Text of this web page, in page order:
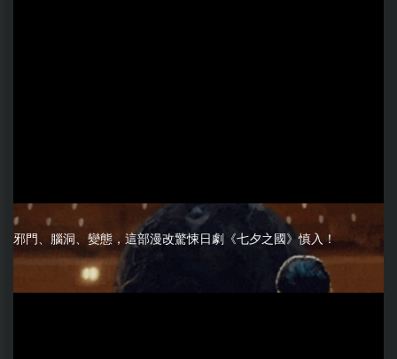
邪門、腦洞、變態，這部漫改驚悚日劇《七夕之國》慎入！